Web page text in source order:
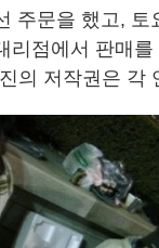
주문을 했고,
리점에서 판매
의 저작권은 각